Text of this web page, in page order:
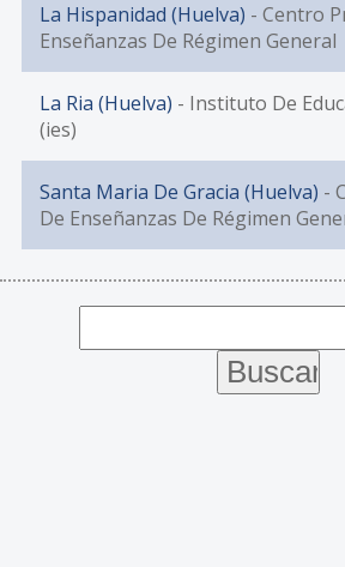
La Hispanidad (Huelva) - Centro
Enseñanzas De Régimen General
La Ria (Huelva) - Instituto De
(ies)
Santa Maria De Gracia (Huelva) -
De Enseñanzas De Régimen